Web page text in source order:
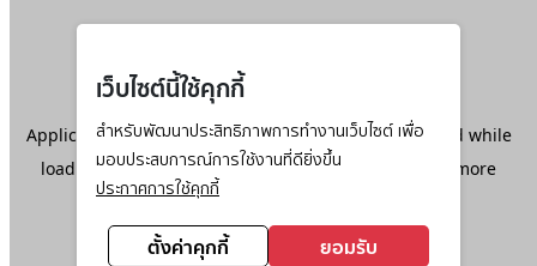
เว็บไซต์นี้ใช้คุกกี้
สำหรับพัฒนาประสิทธิภาพการทำงานเว็บไซต์ เพื่อ
มอบประสบการณ์การใช้งานที่ดียิ่งขึ้น
ประกาศการใช้คุกกี้
ตั้งค่าคุกกี้ ยอมรับ
Application error: aclient-side exception has occurred while
loadingwww.ktc.co.th(see the browser console
for more
information).